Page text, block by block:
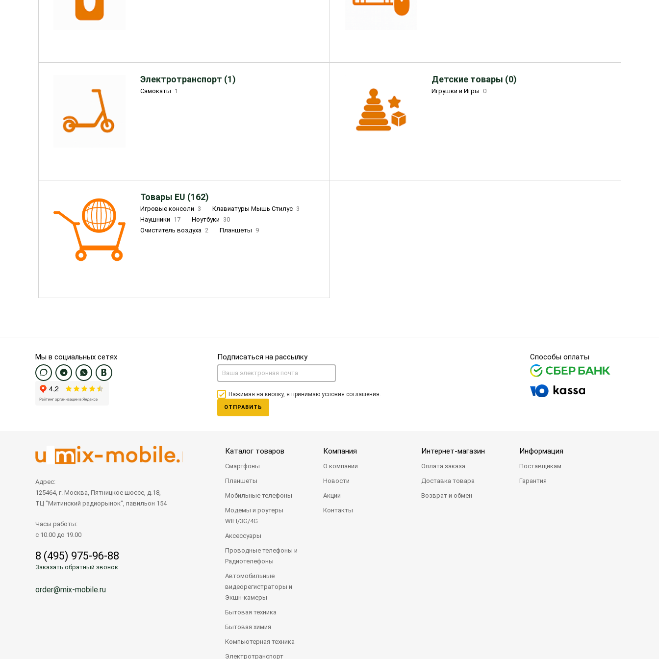
Электротранспорт (1)
Самокаты 1
Детские товары (0)
Игрушки и Игры 0
Товары EU (162)
Игровые консоли 3 Клавиатуры Мышь Стилус 3
Наушники 17 Ноутбуки 30
Очиститель воздуха 2 Планшеты 9
Мы в социальных сетях Подписаться на рассылку
Нажимая на кнопку, я принимаю условия соглашения.
ОТПРАВИТЬ
Способы оплаты
Адрес:
125464, г. Москва, Пятницкое шоссе, д.18,
ТЦ "Митинский радиорынок", павильон 154
Часы работы:
с 10.00 до 19.00
8 (495) 975-96-88
Заказать обратный звонок
order@mix-mobile.ru
Каталог товаров
Смартфоны
Планшеты
Мобильные телефоны
Модемы и роутеры
WIFI/3G/4G
Аксессуары
Проводные телефоны и
Радиотелефоны
Автомобильные
видеорегистраторы и
Экшн-камеры
Бытовая техника
Бытовая химия
Компьютерная техника
Электротранспорт
Компания
О компании
Новости
Акции
Контакты
Интернет-магазин
Оплата заказа
Доставка товара
Возврат и обмен
Информация
Поставщикам
Гарантия